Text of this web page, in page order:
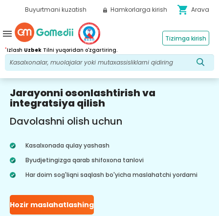
Buyurtmani kuzatish Hamkorlarga kirish shopping_cart Arava
*Izlash Uzbek Tilni yuqoridan o'zgartiring.
Tizimga kirish
menu
Jarayonni osonlashtirish va
integratsiya qilish
Davolashni olish uchun
Kasalxonada qulay yashash
Byudjetingizga qarab shifoxona tanlovi
Har doim sog'liqni saqlash bo'yicha maslahatchi yordami
Hozir maslahatlashing